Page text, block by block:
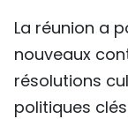
La réunion a
nouveaux
résolutions
politiques